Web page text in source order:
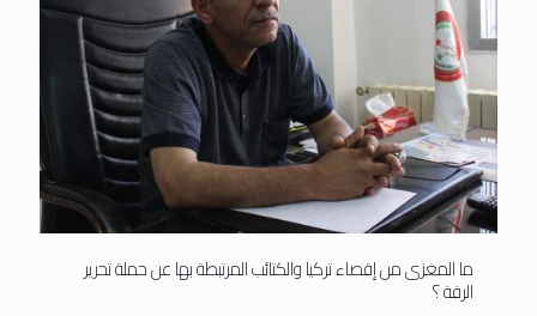
ما المغزى من إقصاء تركيا والكتائب المرتبطة بها عن حملة تحرير
الرقة ؟